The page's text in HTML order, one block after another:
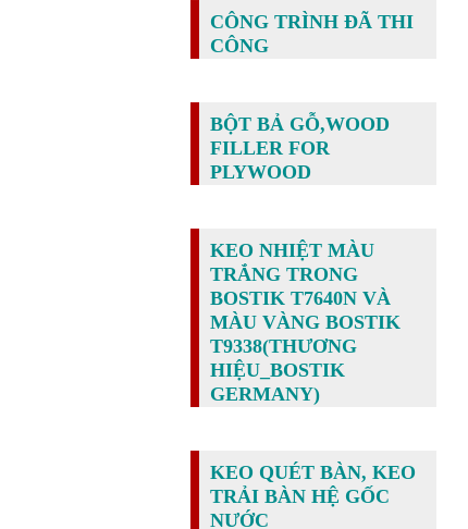
CÔNG TRÌNH ĐÃ THI
CÔNG
BỘT BẢ GỖ,WOOD
FILLER FOR
PLYWOOD
KEO NHIỆT MÀU
TRẮNG TRONG
BOSTIK T7640N VÀ
MÀU VÀNG BOSTIK
T9338(THƯƠNG
HIỆU_BOSTIK
GERMANY)
KEO QUÉT BÀN, KEO
TRẢI BÀN HỆ GỐC
NƯỚC